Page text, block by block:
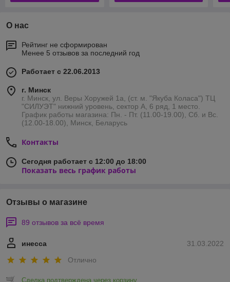
О нас
Рейтинг не сформирован
Менее 5 отзывов за последний год
Работает с 22.06.2013
г. Минск
г. Минск, ул. Веры Хоружей 1а, (ст. м. "Якуба Коласа") ТЦ
"СИЛУЭТ" нижний уровень, сектор А, 6 ряд, 1 место.
График работы магазина: Пн. - Пт. (11.00-19.00), Сб. и Вс.
(12.00-18.00), Минск, Беларусь
Контакты
Сегодня работает с 12:00 до 18:00
Показать весь график работы
Отзывы о магазине
89 отзывов за всё время
31.03.2022
инесса
Отлично
Сделка подтверждена через корзину